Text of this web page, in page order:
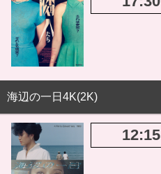
海辺の一日4K(2K)
12:15